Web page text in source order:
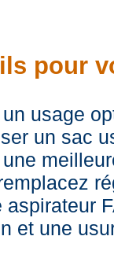
pour
usage
un sac
et une